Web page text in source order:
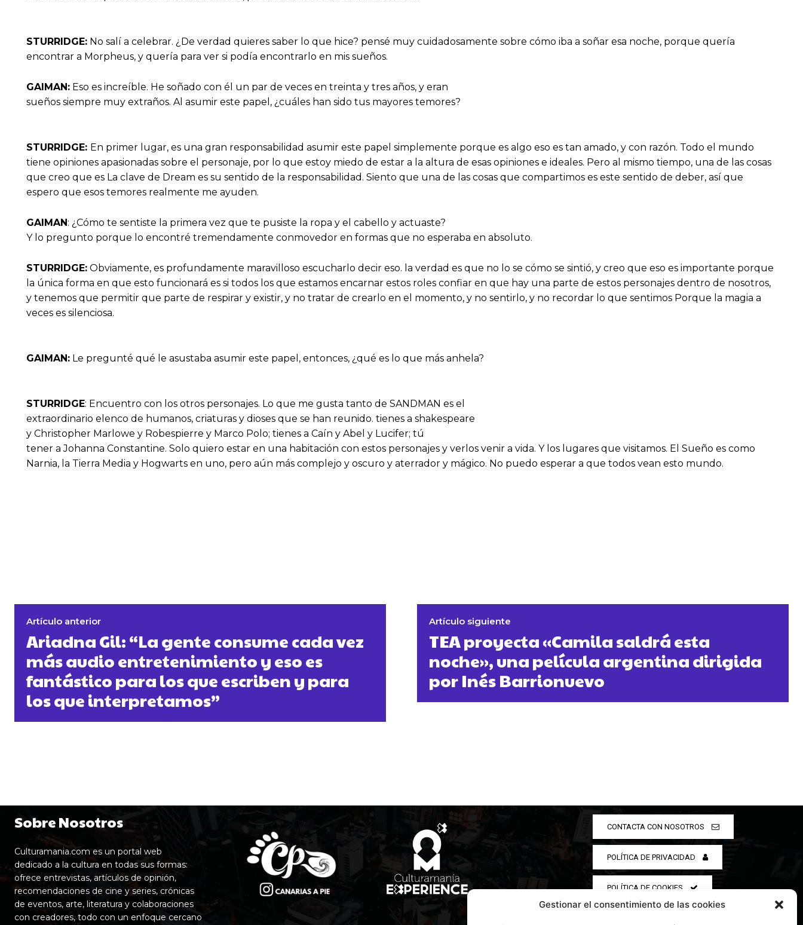
Gestionar el consentimiento de las cookies
STURRIDGE: No salí a celebrar. ¿De verdad quieres saber lo que hice? pensé muy cuidadosamente sobre cómo iba a soñar esa noche, porque quería
encontrar a Morpheus, y quería para ver si podía encontrarlo en mis sueños.
GAIMAN: Eso es increíble. He soñado con él un par de veces en treinta y tres años, y eran
sueños siempre muy extraños. Al asumir este papel, ¿cuáles han sido tus mayores temores?
STURRIDGE: En primer lugar, es una gran responsabilidad asumir este papel simplemente porque es algo eso es tan amado, y con razón. Todo el mundo
tiene opiniones apasionadas sobre el personaje, por lo que estoy miedo de estar a la altura de esas opiniones e ideales. Pero al mismo tiempo, una de las cosas
que creo que es La clave de Dream es su sentido de la responsabilidad. Siento que una de las cosas que compartimos es este sentido de deber, así que
espero que esos temores realmente me ayuden.
GAIMAN: ¿Cómo te sentiste la primera vez que te pusiste la ropa y el cabello y actuaste?
Y lo pregunto porque lo encontré tremendamente conmovedor en formas que no esperaba en absoluto.
STURRIDGE: Obviamente, es profundamente maravilloso escucharlo decir eso. la verdad es que no lo se cómo se sintió, y creo que eso es importante porque
la única forma en que esto funcionará es si todos los que estamos encarnar estos roles confiar en que hay una parte de estos personajes dentro de nosotros,
y tenemos que permitir que parte de respirar y existir, y no tratar de crearlo en el momento, y no sentirlo, y no recordar lo que sentimos Porque la magia a
veces es silenciosa.
GAIMAN: Le pregunté qué le asustaba asumir este papel, entonces, ¿qué es lo que más anhela?
STURRIDGE: Encuentro con los otros personajes. Lo que me gusta tanto de SANDMAN es el
extraordinario elenco de humanos, criaturas y dioses que se han reunido. tienes a shakespeare
y Christopher Marlowe y Robespierre y Marco Polo; tienes a Caín y Abel y Lucifer; tú
tener a Johanna Constantine. Solo quiero estar en una habitación con estos personajes y verlos venir a vida. Y los lugares que visitamos. El Sueño es como
Narnia, la Tierra Media y Hogwarts en uno, pero aún más complejo y oscuro y aterrador y mágico. No puedo esperar a que todos vean esto mundo.
Artículo anterior
Ariadna Gil: “La gente consume cada vez
más audio entretenimiento y eso es
fantástico para los que escriben y para
los que interpretamos”
Artículo siguiente
TEA proyecta «Camila saldrá esta
noche», una película argentina dirigida
por Inés Barrionuevo
Sobre Nosotros
Culturamania.com es un portal web
dedicado a la cultura en todas sus formas:
ofrece entrevistas, artículos de opinión,
recomendaciones de cine y series, crónicas
de eventos, arte, literatura y colaboraciones
con creadores, todo con un enfoque cercano
CONTACTA CON NOSOTROS
POLÍTICA DE PRIVACIDAD
POLÍTICA DE COOKIES